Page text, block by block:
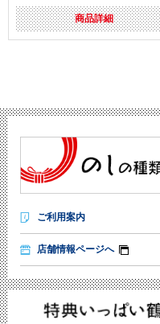
商品詳細
ご利用案内
店舗情報ページへ